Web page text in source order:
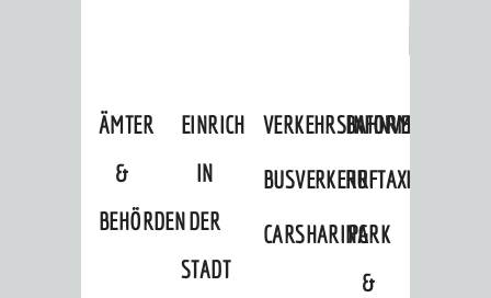
ÄMTER
&
BEHÖRDEN
EINRICHTUNGEN
IN
DER
STADT
VERKEHRSINFORMATIONEN
BAHNVERKEHR
BUSVERKEHRRUFTAXI
CARSHARINGPARK
&